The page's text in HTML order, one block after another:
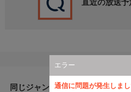
エラー
通信に問題が発生しま
直近の放送
同じジャンルのおすすめ番組